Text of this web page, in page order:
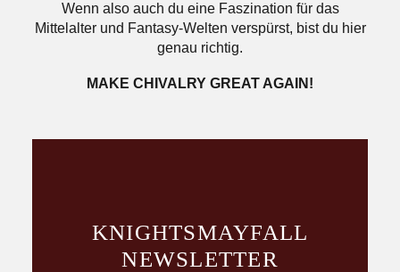
Wenn also auch du eine Faszination für das
Mittelalter und Fantasy-Welten verspürst, bist du hier
genau richtig.
MAKE CHIVALRY GREAT AGAIN!
KNIGHTS­MAYFALL
NEWSLETTER